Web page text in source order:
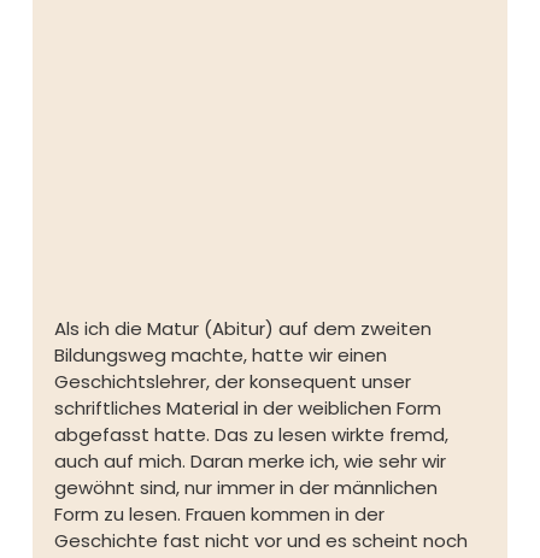
Als ich die Matur (Abitur) auf dem zweiten
Bildungsweg machte, hatte wir einen
Geschichtslehrer, der konsequent unser
schriftliches Material in der weiblichen Form
abgefasst hatte. Das zu lesen wirkte fremd,
auch auf mich. Daran merke ich, wie sehr wir
gewöhnt sind, nur immer in der männlichen
Form zu lesen. Frauen kommen in der
Geschichte fast nicht vor und es scheint noch